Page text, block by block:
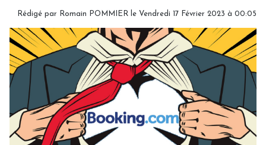
Rédigé par Romain POMMIER le Vendredi 17 Février 2023 à 00:05